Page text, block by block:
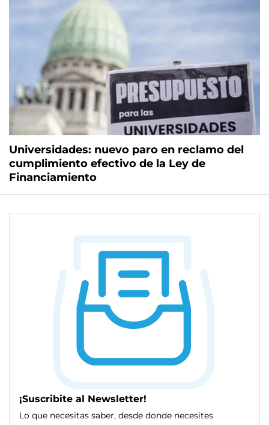
Universidades: nuevo paro en reclamo del
cumplimiento efectivo de la Ley de
Financiamiento
¡Suscribite al Newsletter!
Lo que necesitas saber, desde donde necesites